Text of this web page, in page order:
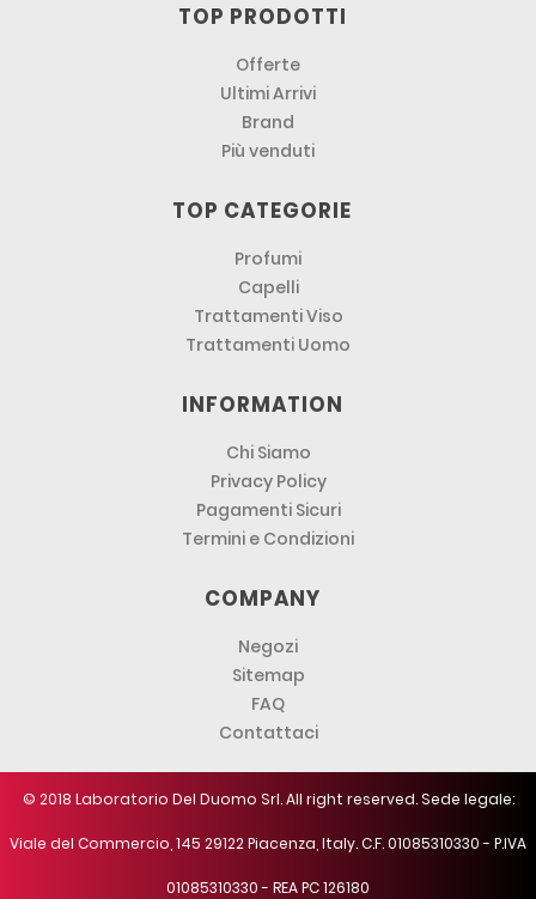
TOP PRODOTTI
Offerte
Ultimi Arrivi
Brand
Più venduti
TOP CATEGORIE
Profumi
Capelli
Trattamenti Viso
Trattamenti Uomo
INFORMATION
Chi Siamo
Privacy Policy
Pagamenti Sicuri
Termini e Condizioni
COMPANY
Negozi
Sitemap
FAQ
Contattaci
© 2018 Laboratorio Del Duomo Srl. All right reserved. Sede legale:
Viale del Commercio, 145 29122 Piacenza, Italy. C.F. 01085310330 - P.IVA
01085310330 - REA PC 126180